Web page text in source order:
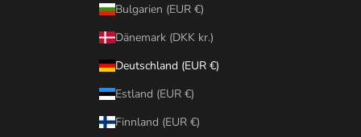
Bulgarien (EUR €)
Dänemark (DKK kr.)
Deutschland (EUR €)
Estland (EUR €)
Finnland (EUR €)